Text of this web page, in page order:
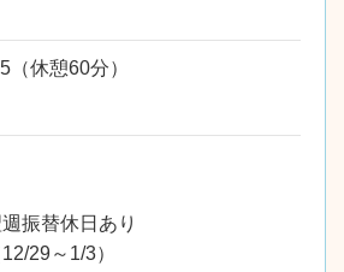
（休憩60分）
振替休日あり
29～1/3）